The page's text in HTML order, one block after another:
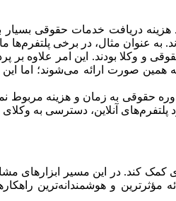
هزینه دریافت خدمات حقوقی
عنوان مثال، در برخی پلتفرم‌ها
و وکلا بودند. این امر
صورت ارائه می‌شوند؛ اما
حقوقی به زمان و هزینه مربوط
پلتفرم‌های آنلاین، دسترسی به
کند. در این مسیر ابزارهای
مؤثرترین و هوشمندانه‌ترین